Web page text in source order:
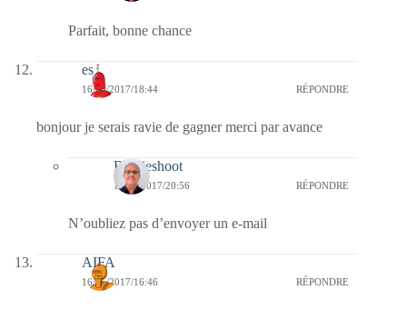
Parfait, bonne chance
es
16/05/2017/18:44 RÉPONDRE
bonjour je serais ravie de gagner merci par avance
Bernieshoot
17/05/2017/20:56 RÉPONDRE
N’oubliez pas d’envoyer un e-mail
AIFA
16/05/2017/16:46 RÉPONDRE